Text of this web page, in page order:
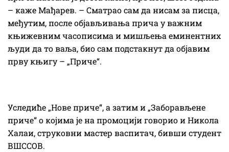
– каже Мађарев. – Сматрао сам да нисам за писца,
међутим, после објављивања прича у важним
књижевним часописима и мишљења еминентних
људи да то ваља, био сам подстакнут да објавим
прву књигу – „Приче“.
Уследиће „Нове приче“, а затим и „Заборављене
приче“ о којима је на промоцији говорио и Никола
Халаи, струковни мастер васпитач, бивши студент
ВШССОВ.